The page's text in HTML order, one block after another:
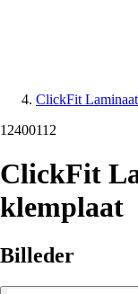
ClickFit
12400112
ClickFit
klemplaat
Billeder